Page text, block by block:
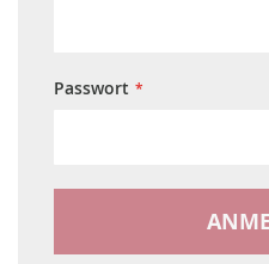
Passwort